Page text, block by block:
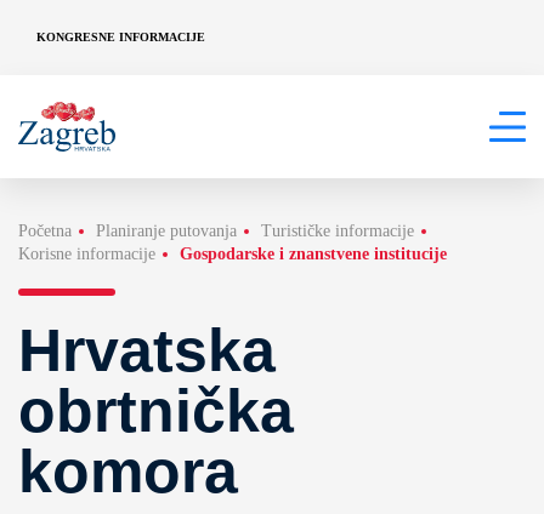
KONGRESNE INFORMACIJE
Početna Planiranje putovanja
Turističke informacije
Korisne informacije
Gospodarske i znanstvene institucije
Hrvatska
obrtnička
komora